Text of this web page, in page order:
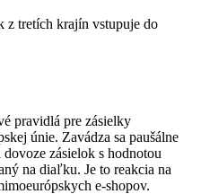
pravidlá pre zásielky
únie. Zavádza sa paušálne
zásielok s hodnotou
na diaľku. Je to reakcia na
e-shopov.